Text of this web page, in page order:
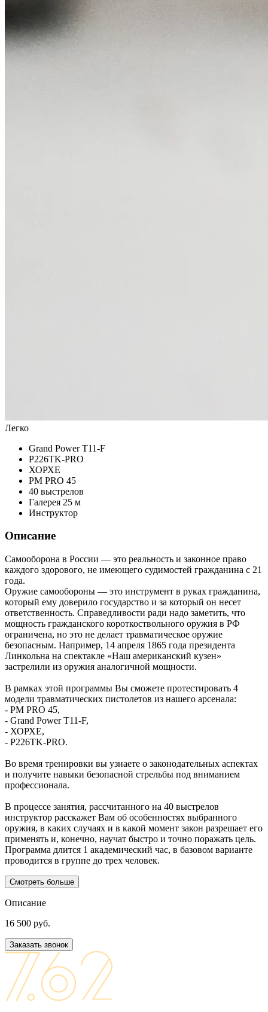
Легко
Grand Power T11-F
P226TK-PRO
ХОРХЕ
PM PRO 45
40 выстрелов
Галерея 25 м
Инструктор
Описание
Самооборона в России — это реальность и законное право
каждого здорового, не имеющего судимостей гражданина с 21
года.
Оружие самообороны — это инструмент в руках гражданина,
который ему доверило государство и за который он несет
ответственность. Справедливости ради надо заметить, что
мощность гражданского короткоствольного оружия в РФ
ограничена, но это не делает травматическое оружие
безопасным. Например, 14 апреля 1865 года президента
Линкольна на спектакле «Наш американский кузен»
застрелили из оружия аналогичной мощности.
В рамках этой программы Вы сможете протестировать 4
модели травматических пистолетов из нашего арсенала:
- PM PRO 45,
- Grand Power T11-F,
- ХОРХЕ,
- P226TK-PRO.
Во время тренировки вы узнаете о законодательных аспектах
и получите навыки безопасной стрельбы под вниманием
профессионала.
В процессе занятия, рассчитанного на 40 выстрелов
инструктор расскажет Вам об особенностях выбранного
оружия, в каких случаях и в какой момент закон разрешает его
применять и, конечно, научат быстро и точно поражать цель.
Программа длится 1 академический час, в базовом варианте
проводится в группе до трех человек.
Смотреть больше
Описание
16 500 руб.
Заказать звонок